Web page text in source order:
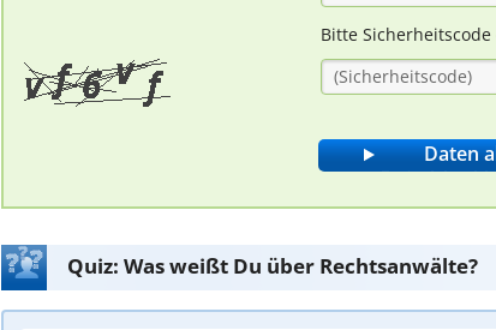
Bitte
Quiz: Was weißt Du über Rechtsanwälte?